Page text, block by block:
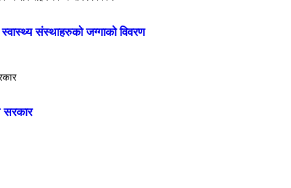
संस्थाहरुको जग्गाको विवरण
सरकार